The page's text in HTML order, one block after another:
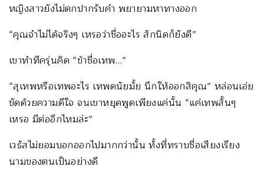
หญิงสาวยังไม่ตกปากรับคำ พยายามหาทางออก
“คุณจำไม่ได้จริงๆ เหรอว่าชื่ออะไร สักนิดก็ยังดี”
เขาทำทีครุ่นคิด “ข้าชื่อเทพ…”
“สุเทพหรือเทพอะไร เทพดนัยมั้ย นึกให้ออกสิคุณ” หล่อนเอ่ย
ขัดด้วยความดีใจ จนเขาหยุดพูดเพียงแค่นั้น “แค่เทพสั้นๆ
เหรอ มีต่ออีกไหมล่ะ”
เวธัสไม่ยอมบอกออกไปมากกว่านั้น ทั้งที่ทราบชื่อเสียงเรียง
นามของตนเป็นอย่างดี